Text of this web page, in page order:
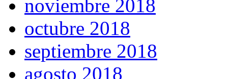
noviembre 2018
octubre 2018
septiembre 2018
agosto 2018